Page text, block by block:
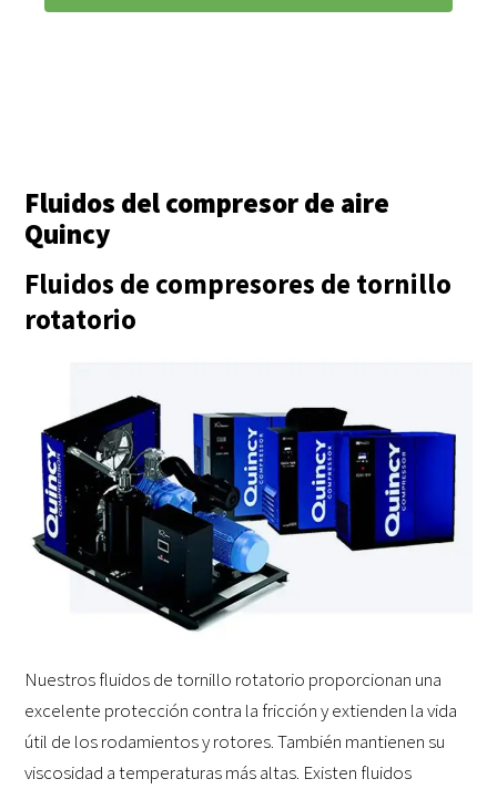
Fluidos del compresor de aire
Quincy
Fluidos de compresores de tornillo
rotatorio
Nuestros fluidos de tornillo rotatorio proporcionan una
excelente protección contra la fricción y extienden la vida
útil de los rodamientos y rotores. También mantienen su
viscosidad a temperaturas más altas. Existen fluidos